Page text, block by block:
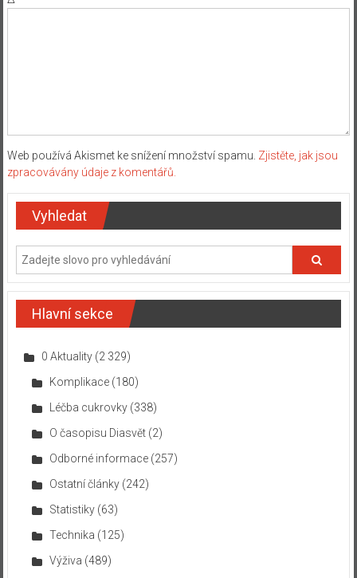
Web používá Akismet ke snížení množství spamu. Zjistěte, jak jsou
zpracovávány údaje z komentářů.
Vyhledat
Hlavní sekce
0 Aktuality(2 329)
Komplikace(180)
Léčba cukrovky(338)
O časopisu Diasvět(2)
Odborné informace(257)
Ostatní články(242)
Statistiky(63)
Technika (125)
Výživa (489)